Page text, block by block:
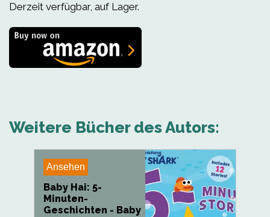
Derzeit verfügbar, auf Lager.
Weitere Bücher des Autors:
Ansehen
Baby Hai: 5-
Minuten-
Geschichten - Baby